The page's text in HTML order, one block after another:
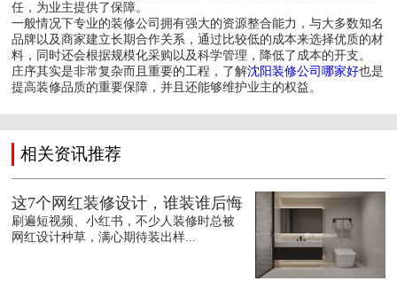
任，为业主提供了保障。
一般情况下专业的装修公司拥有强大的资源整合能力，与大多数知名
品牌以及商家建立长期合作关系，通过比较低的成本来选择优质的材
料，同时还会根据规模化采购以及科学管理，降低了成本的开支。
庄序其实是非常复杂而且重要的工程，了解沈阳装修公司哪家好也是
提高装修品质的重要保障，并且还能够维护业主的权益。
相关资讯推荐
这7个网红装修设计，谁装谁后悔
刷遍短视频、小红书，不少人装修时总被
网红设计种草，满心期待装出样...